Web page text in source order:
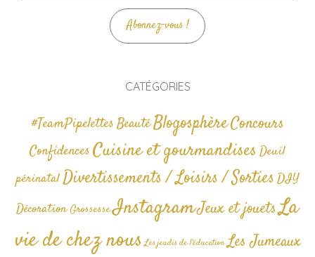
Abonnez-vous !
CATÉGORIES
#TeamPipelettesBeautéBlogosphèreConcours
Confidences Cuisine et gourmandises Deuil
périnatalDivertissements / Loisirs / SortiesDIY
Décoration GrossesseInstagramJeux et jouetsLa
vie de chez nous Les jeudis de l'éducation Les Jumeaux